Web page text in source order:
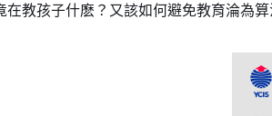
教孩子什麽？又該如何避免教育淪為